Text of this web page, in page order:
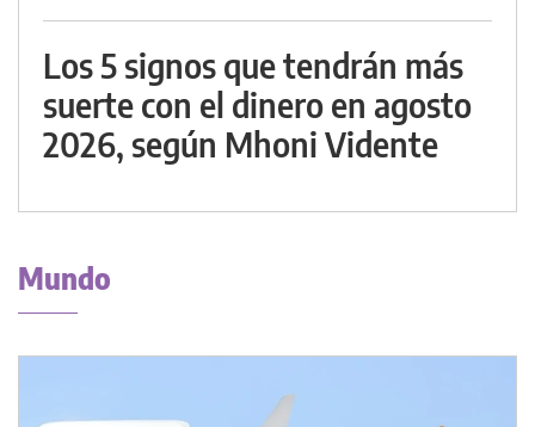
Los 5 signos que tendrán más
suerte con el dinero en agosto
2026, según Mhoni Vidente
Mundo